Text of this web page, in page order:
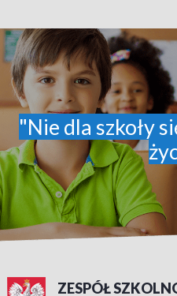
"Nie dla szkoły
ZESPÓŁ